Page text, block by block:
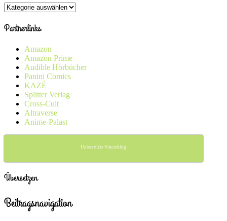
Kategorien
Partnerlinks
Amazon
Amazon Prime
Audible Hörbücher
Panini Comics
KAZÉ
Splitter Verlag
Cross-Cult
Altraverse
Anime-Palast
Unterstütze Vincisblog
Übersetzen
Beitragsnavigation